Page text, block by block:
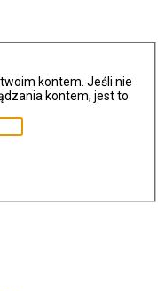
kontem. Jeśli nie
kontem, jest to